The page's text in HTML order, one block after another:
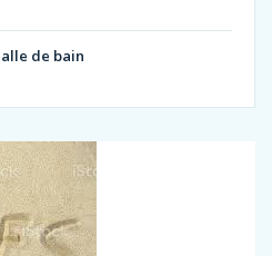
de bain